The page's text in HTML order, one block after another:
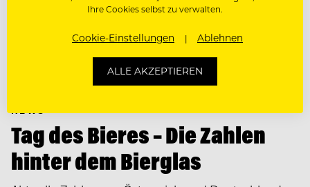
Tag des Bieres – Die Zahlen
hinter dem Bierglas
Ihre Cookies selbst zu verwalten.
Cookie-Einstellungen Ablehnen
ALLE AKZEPTIEREN